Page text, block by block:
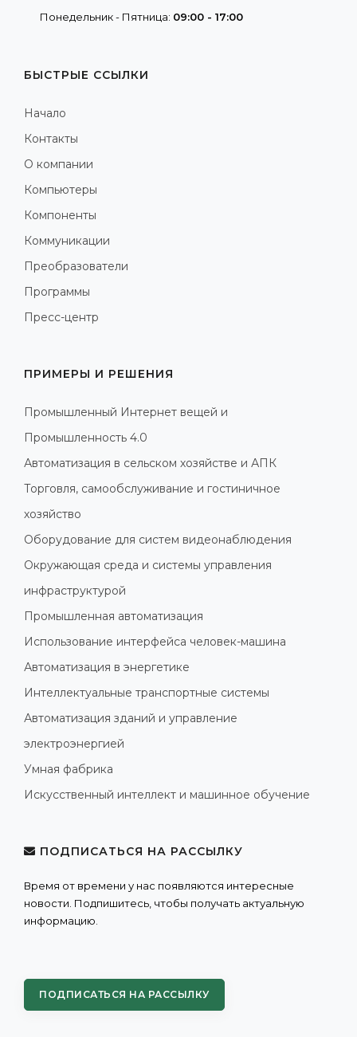
Понедельник - Пятница: 09:00 - 17:00
БЫСТРЫЕ ССЫЛКИ
Начало
Контакты
О компании
Компьютеры
Компоненты
Коммуникации
Преобразователи
Программы
Пресс-центр
ПРИМЕРЫ И РЕШЕНИЯ
Промышленный Интернет вещей и
Промышленность 4.0
Автоматизация в сельском хозяйстве и АПК
Торговля, самообслуживание и гостиничное
хозяйство
Оборудование для систем видеонаблюдения
Окружающая среда и системы управления
инфраструктурой
Промышленная автоматизация
Использование интерфейса человек-машина
Автоматизация в энергетике
Интеллектуальные транспортные системы
Автоматизация зданий и управление
электроэнергией
Умная фабрика
Искусственный интеллект и машинное обучение
ПОДПИСАТЬСЯ НА РАССЫЛКУ
Время от времени у нас появляются интересные
новости. Подпишитесь, чтобы получать актуальную
информацию.
ПОДПИСАТЬСЯ НА РАССЫЛКУ